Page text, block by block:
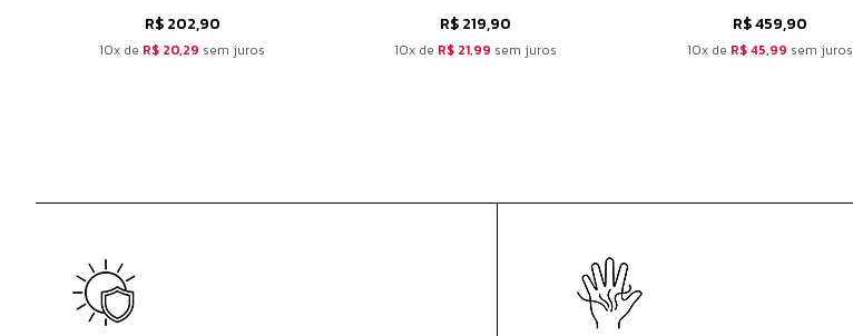
R$ 202,90
10x de R$ 20,29 sem juros
R$ 219,90
10x de R$ 21,99 sem juros
R$ 459,90
10x de R$ 45,99 sem juros